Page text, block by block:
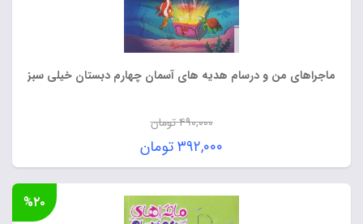
ماجراهای من و درسام هدیه های آسمان چهارم دبستان خیلی سبز
۴۹۰,۰۰۰تومان
قیمت
اصلی:
۴۹۰,۰۰۰ تومان
بود.
۳۹۲,۰۰۰تومان
قیمت
فعلی:
۳۹۲,۰۰۰ تومان.
%۲۰